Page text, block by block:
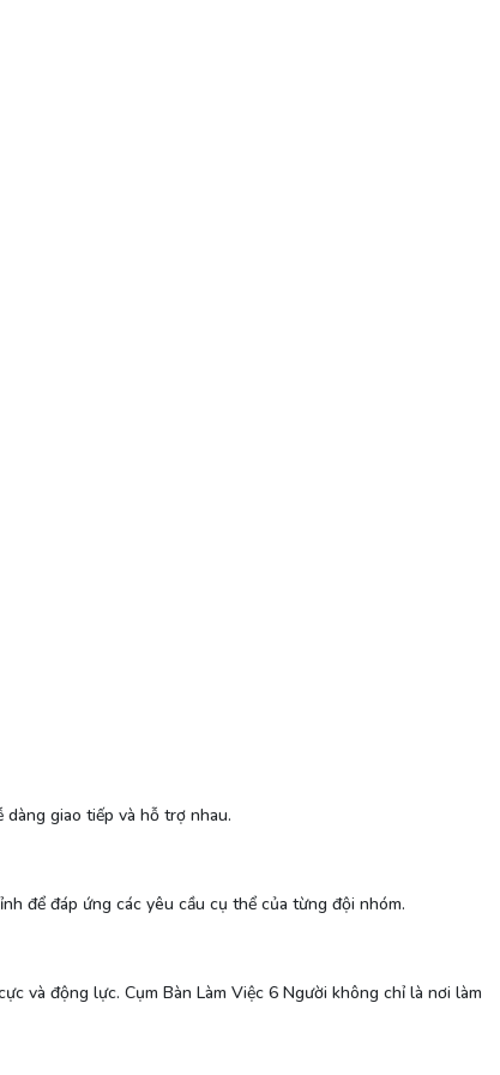
giao tiếp và hỗ trợ nhau.
để đáp ứng các yêu cầu cụ thể của từng đội nhóm.
và động lực. Cụm Bàn Làm Việc 6 Người không chỉ là nơi làm